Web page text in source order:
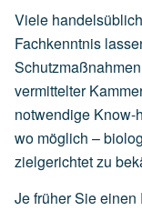
Viele
Fachkenntnis
vermittelter
notwendige Know-
wo möglich –
zielgerichtet zu
Je früher Sie